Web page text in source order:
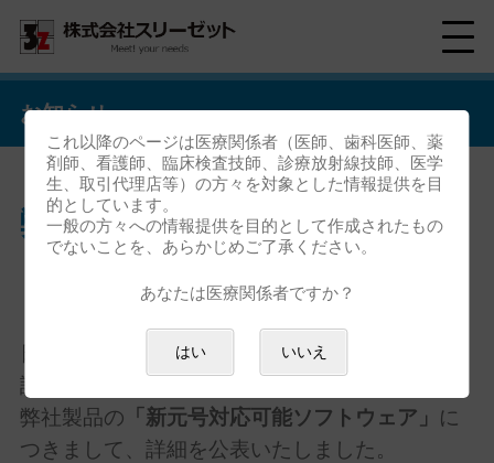
お知らせ
弊社製品の新元号対応につきま
日頃よりスリーゼット社製品をご利用いただき
誠にありがとうございます。
弊社製品の 「新元号対応可能ソフトウェア」
に
つきまして、詳細を公表いたしました。
これ以降のページは医療関係者（医師、歯科医師、薬
剤師、看護師、臨床検査技師、診療放射線技師、医学
生、取引代理店等）の方々を対象とした情報提供を目
的としています。
一般の方々への情報提供を目的として作成されたもの
でないことを、あらかじめご了承ください。
あなたは医療関係者ですか？
はい いいえ